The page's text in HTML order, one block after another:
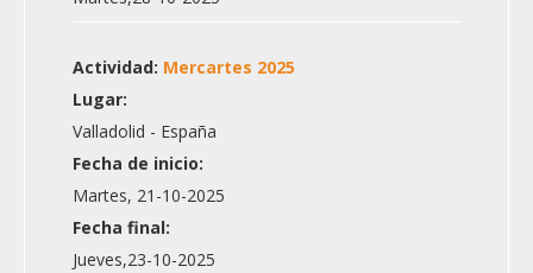
Actividad: Mercartes 2025
Lugar:
Valladolid - España
Fecha de inicio:
Martes, 21-10-2025
Fecha final:
Jueves,23-10-2025